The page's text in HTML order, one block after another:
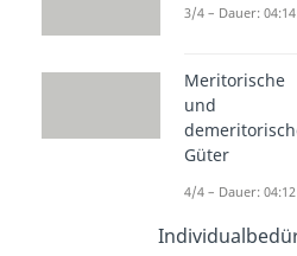
vollständig
der Mensch
zum Beispiel
Mitmenschen,
3/4 – Dauer: 04:14
Meritorische
und
Güter
4/4 – Dauer: 04:12